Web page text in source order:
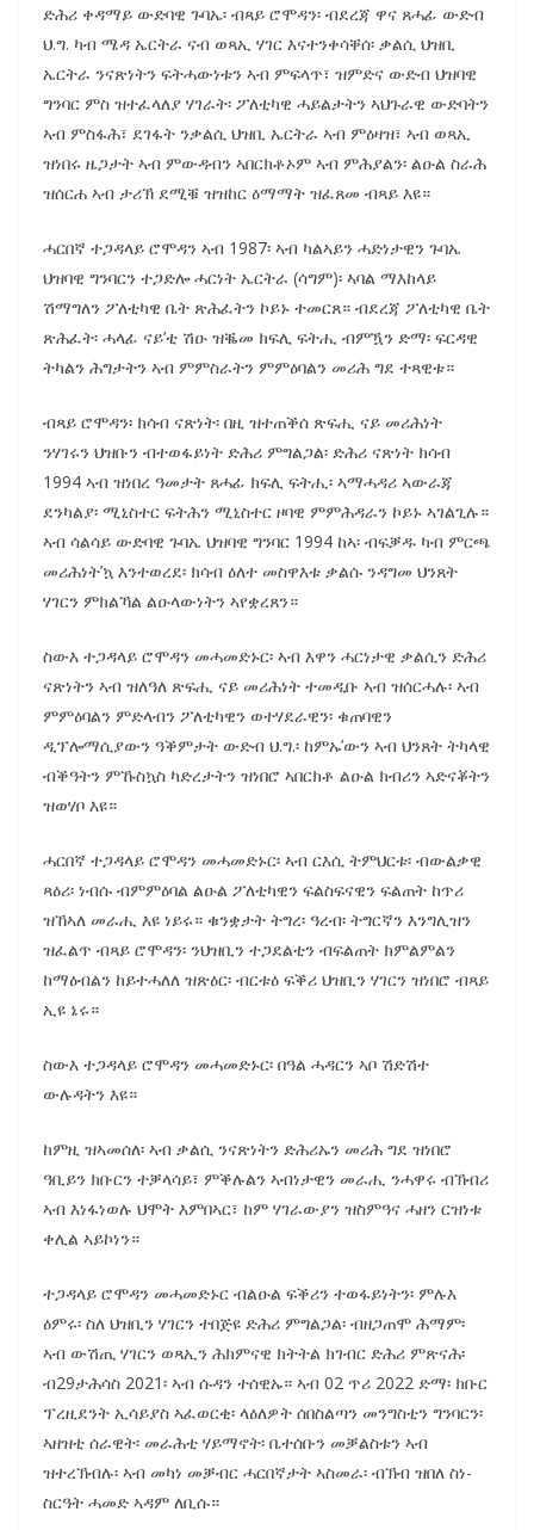
ድሕሪ ቀዳማይ ውድባዊ ጉባኤ፡ ብጻይ ሮሞዳን፡ ብደረጃ ዋና ጸሓፊ ውድብ
ህ.ግ. ካብ ሜዳ ኤርትራ ናብ ወጻኢ ሃገር እናተንቀሳቐሰ፡ ቃልሲ ህዝቢ
ኤርትራ ንናጽነትን ፍትሓውነቱን ኣብ ምፍላጥ፣ ዝምድና ውድብ ህዝባዊ
ግንባር ምስ ዝተፈላለያ ሃገራት፡ ፖለቲካዊ ሓይልታትን ኣህጉራዊ ውድባትን
ኣብ ምስፋሕ፣ ደገፋት ንቃልሲ ህዝቢ ኤርትራ ኣብ ምዕዛዝ፣ ኣብ ወጻኢ
ዝነበሩ ዜጋታት ኣብ ምውዳብን ኣበርክቶኦም ኣብ ምሕያልን፡ ልዑል ስራሕ
ዝሰርሐ ኣብ ታሪኽ ደሚቑ ዝዝከር ዕማማት ዝፈጸመ ብጻይ እዩ።
ሓርበኛ ተጋዳላይ ሮሞዳን ኣብ 1987፡ ኣብ ካልኣይን ሓድነታዊን ጉባኤ
ህዝባዊ ግንባርን ተጋድሎ ሓርነት ኤርትራ (ሳግም)፡ ኣባል ማእከላይ
ሽማግለን ፖለቲካዊ ቤት ጽሕፈትን ኮይኑ ተመርጸ። ብደረጃ ፖለቲካዊ ቤት
ጽሕፈት፡ ሓላፊ ናይ’ቲ ሽዑ ዝቘመ ክፍሊ ፍትሒ ብምዃን ድማ፡ ፍርዳዊ
ትካልን ሕግታትን ኣብ ምምስራትን ምምዕባልን መሪሕ ግደ ተጻዊቱ።
ብጻይ ሮሞዳን፡ ክሳብ ናጽነት፡ በዚ ዝተጠቕሰ ጽፍሒ ናይ መሪሕነት
ንሃገሩን ህዝቡን ብተወፋይነት ድሕሪ ምግልጋል፡ ድሕሪ ናጽነት ክሳብ
1994 ኣብ ዝነበረ ዓመታት ጸሓፊ ክፍሊ ፍትሒ፡ ኣማሓዳሪ ኣውራጃ
ደንካልያ፡ ሚኒስተር ፍትሕን ሚኒስተር ዞባዊ ምምሕዳራን ኮይኑ ኣገልጊሉ።
ኣብ ሳልሳይ ውድባዊ ጉባኤ ህዝባዊ ግንባር 1994 ከኣ፡ ብፍቓዱ ካብ ምርጫ
መሪሕነት’ኳ እንተወረደ፡ ክሳብ ዕለተ መስዋእቱ ቃልሱ ንዳግመ ህንጸት
ሃገርን ምክልኻል ልዑላውነትን ኣየቋረጸን።
ስውእ ተጋዳላይ ሮሞዳን መሓመድኑር፡ ኣብ እዋን ሓርነታዊ ቃልሲን ድሕሪ
ናጽነትን ኣብ ዝለዓለ ጽፍሒ ናይ መሪሕነት ተመዲቡ ኣብ ዝሰርሓሉ፡ ኣብ
ምምዕባልን ምድላብን ፖለቲካዊን ወተሃደራዊን፡ ቁጠባዊን
ዲፕሎማሲያውን ዓቕምታት ውድብ ህ.ግ.፡ ከምኡ’ውን ኣብ ህንጸት ትካላዊ
ብቕዓትን ምኹስኳስ ካድረታትን ዝነበሮ ኣበርክቶ ልዑል ክብሪን ኣድናቖትን
ዝወሃቦ እዩ።
ሓርበኛ ተጋዳላይ ሮሞዳን መሓመድኑር፡ ኣብ ርእሲ ትምህርቱ፡ ብውልቃዊ
ጻዕሪ፡ ነብሱ ብምምዕባል ልዑል ፖለቲካዊን ፍልስፍናዊን ፍልጠት ከጥሪ
ዝኸኣለ መራሒ እዩ ነይሩ። ቁንቋታት ትግረ፡ ዓረብ፡ ትግርኛን እንግሊዝን
ዝፈልጥ ብጻይ ሮሞዳን፡ ንህዝቢን ተጋደልቲን ብፍልጠት ክምልምልን
ከማዕብልን ከይተሓለለ ዝጽዕር፡ ብርቱዕ ፍቕሪ ህዝቢን ሃገርን ዝነበሮ ብጻይ
ኢዩ ኔሩ።
ስውእ ተጋዳላይ ሮሞዳን መሓመድኑር፡ በዓል ሓዳርን ኣቦ ሽድሽተ
ውሉዳትን እዩ።
ከምዚ ዝኣመሰለ፡ ኣብ ቃልሲ ንናጽነትን ድሕሪኡን መሪሕ ግደ ዝነበሮ
ዓቢይን ክቡርን ተቓላሳይ፣ ምቕሉልን ኣብነታዊን መራሒ ንሓዋሩ ብኽብሪ
ኣብ እነፋነወሉ ህሞት እምበኣር፣ ከም ሃገራውያን ዝስምዓና ሓዘን ርዝነቱ
ቀሊል ኣይኮነን።
ተጋዳላይ ሮሞዳን መሓመድኑር ብልዑል ፍቕሪን ተወፋይነትን፡ ምሉእ
ዕምሩ፡ ስለ ህዝቢን ሃገርን ተበጅዩ ድሕሪ ምግልጋል፡ ብዘጋጠሞ ሕማም፡
ኣብ ውሽጢ ሃገርን ወጻኢን ሕክምናዊ ክትትል ክገብር ድሕሪ ምጽናሕ፡
ብ29ታሕሳስ 2021፡ ኣብ ሱዳን ተሰዊኡ። ኣብ 02 ጥሪ 2022 ድማ፡ ክቡር
ፕረዚደንት ኢሳይያስ ኣፈወርቂ፡ ላዕለዎት ሰበስልጣን መንግስቲን ግንባርን፡
ኣዘዝቲ ሰራዊት፡ መራሕቲ ሃይማኖት፡ ቤተሰቡን መቓልስቱን ኣብ
ዝተረኽብሉ፡ ኣብ መካነ መቓብር ሓርበኛታት ኣስመራ፡ ብኽብ ዝበለ ስነ-
ስርዓት ሓመድ ኣዳም ለቢሱ።